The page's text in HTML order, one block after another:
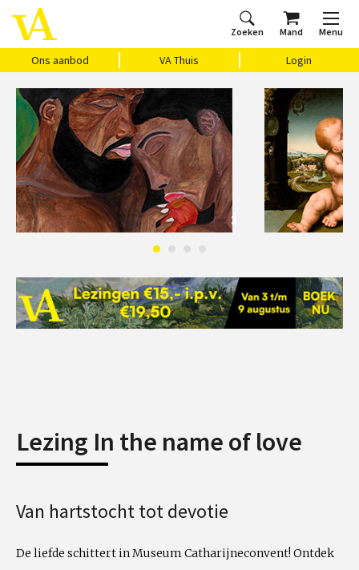
Zoeken Mand Menu
Ons aanbod VA Thuis Login
Home
Ons aanbod
Agenda
VAthuis
Over ons
Vragen?
Cadeaubon
Lezing In the name of love
Van hartstocht tot devotie
De liefde schittert in Museum Catharijneconvent! Ontdek